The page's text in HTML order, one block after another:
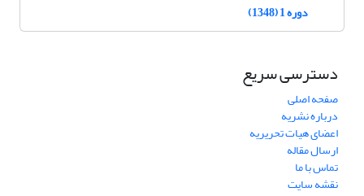
دوره 1 (1348)
دسترسی سریع
صفحه اصلی
درباره نشریه
اعضای هیات تحریریه
ارسال مقاله
تماس با ما
نقشه سایت